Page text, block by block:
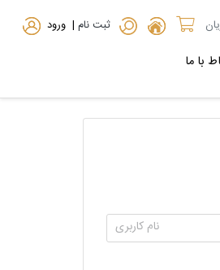
ثبت نام | ورود
با ما